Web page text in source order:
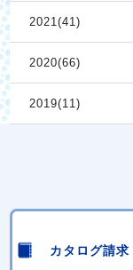
2021(41)
2020(66)
2019(11)
カタログ請求